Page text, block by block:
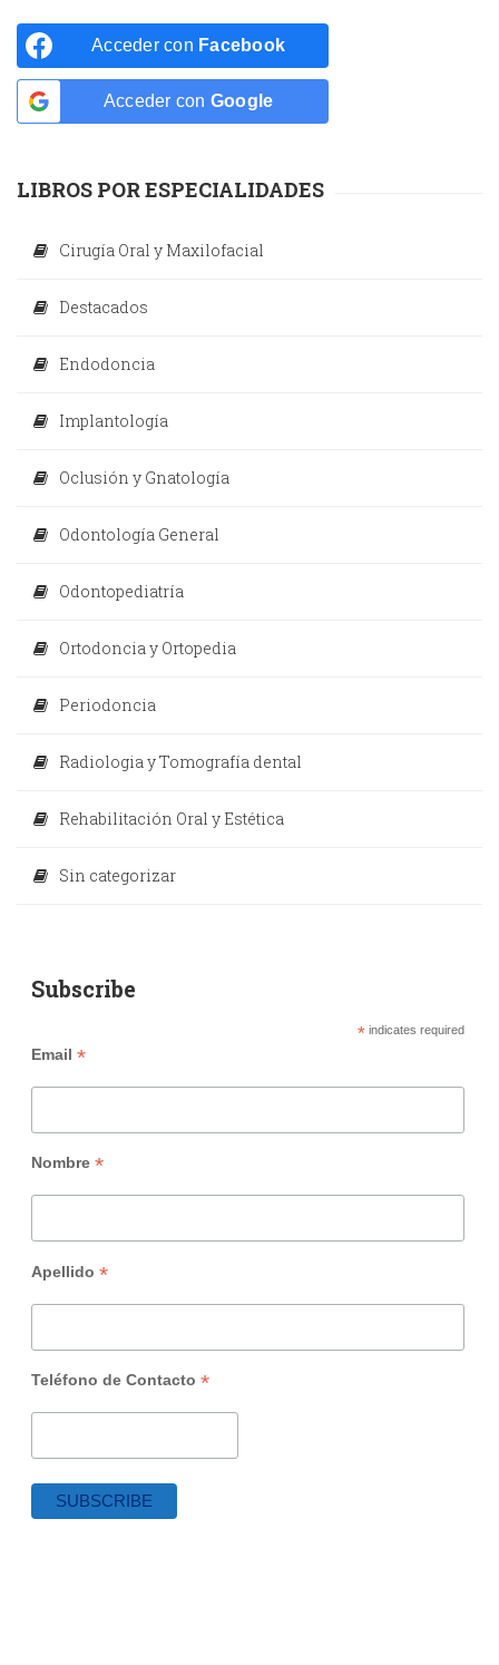
Acceder con Facebook
Acceder con Google
LIBROS POR ESPECIALIDADES
Cirugía Oral y Maxilofacial
Destacados
Endodoncia
Implantología
Oclusión y Gnatología
Odontología General
Odontopediatría
Ortodoncia y Ortopedia
Periodoncia
Radiologia y Tomografía dental
Rehabilitación Oral y Estética
Sin categorizar
Subscribe
*indicates required
Email *
Nombre *
Apellido *
Teléfono de Contacto *